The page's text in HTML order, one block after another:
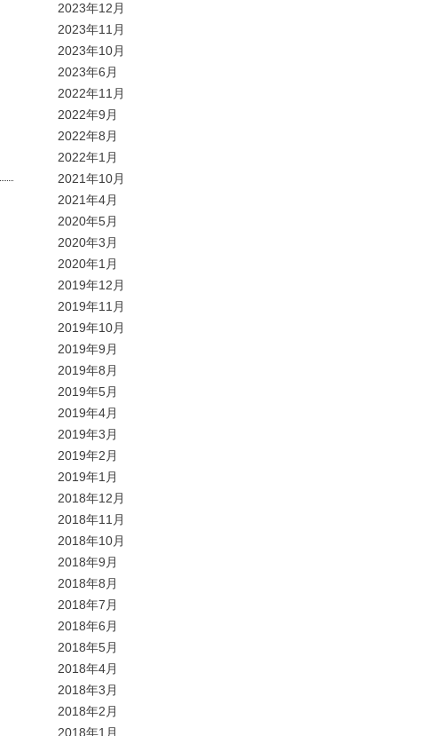
2023年12月
2023年11月
2023年10月
2023年6月
2022年11月
2022年9月
2022年8月
2022年1月
2021年10月
2021年4月
2020年5月
2020年3月
2020年1月
2019年12月
2019年11月
2019年10月
2019年9月
2019年8月
2019年5月
2019年4月
2019年3月
2019年2月
2019年1月
2018年12月
2018年11月
2018年10月
2018年9月
2018年8月
2018年7月
2018年6月
2018年5月
2018年4月
2018年3月
2018年2月
2018年1月